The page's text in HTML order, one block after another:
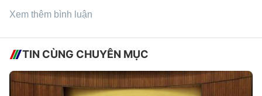
Xem thêm bình luận
TIN CÙNG CHUYÊN MỤC